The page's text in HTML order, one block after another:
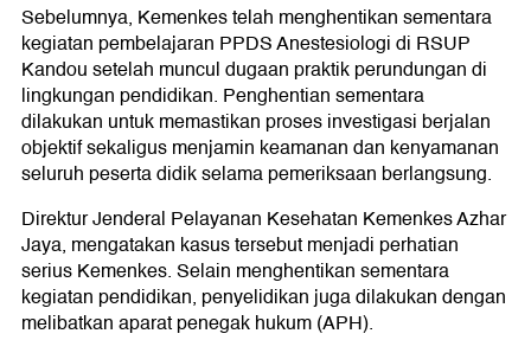
Sebelumnya, Kemenkes telah menghentikan sementara
kegiatan pembelajaran PPDS Anestesiologi di RSUP
Kandou setelah muncul dugaan praktik perundungan di
lingkungan pendidikan. Penghentian sementara
dilakukan untuk memastikan proses investigasi berjalan
objektif sekaligus menjamin keamanan dan kenyamanan
seluruh peserta didik selama pemeriksaan berlangsung.
Direktur Jenderal Pelayanan Kesehatan Kemenkes Azhar
Jaya, mengatakan kasus tersebut menjadi perhatian
serius Kemenkes. Selain menghentikan sementara
kegiatan pendidikan, penyelidikan juga dilakukan dengan
melibatkan aparat penegak hukum (APH).